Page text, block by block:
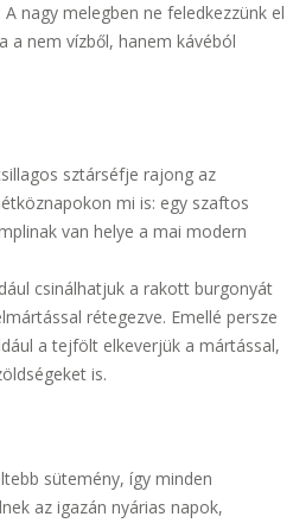
nagy melegben ne feledkezzünk el
a nem vízből, hanem kávéból
sztárséfje rajong az
mi is: egy szaftos
van helye a mai modern
csinálhatjuk a rakott burgonyát
rétegezve. Emellé persze
a tejfölt elkeverjük a mártással,
is.
sütemény, így minden
az igazán nyárias napok,